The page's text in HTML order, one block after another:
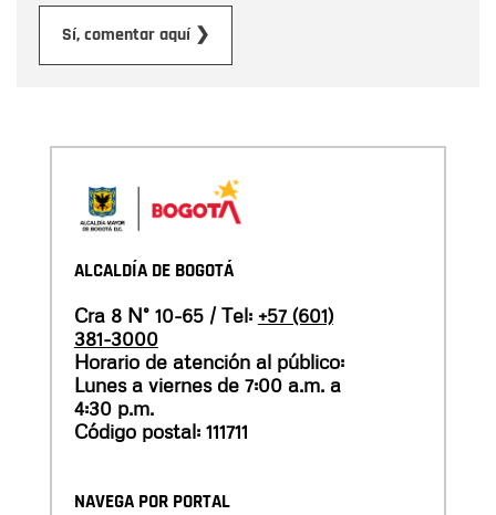
Sí, comentar aquí ❯
ALCALDÍA DE BOGOTÁ
Cra 8 N° 10-65 / Tel: +57 (601)
381-3000
Horario de atención al público:
Lunes a viernes de 7:00 a.m. a
4:30 p.m.
Código postal: 111711
NAVEGA POR PORTAL